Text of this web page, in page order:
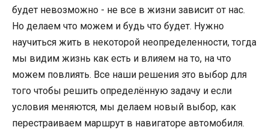
будет невозможно - не все в жизни зависит от нас.
Но делаем что можем и будь что будет. Нужно
научиться жить в некоторой неопределенности, тогда
мы видим жизнь как есть и влияем на то, на что
можем повлиять. Все наши решения это выбор для
того чтобы решить определённую задачу и если
условия меняются, мы делаем новый выбор, как
перестраиваем маршрут в навигаторе автомобиля.